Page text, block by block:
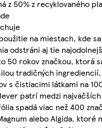
z 50% z recyklovaného
na miestach, kde
odstráni aj tie
50 rokov značkou, ktorá
tradičných
s čistiacimi látkami na
patrí medzi
spadá viac než 400
alebo Algida,